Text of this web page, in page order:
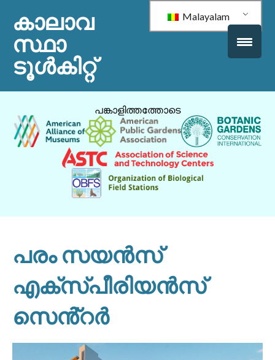
കാലാവ
സ്ഥാ
ടൂൾകിറ്റ്
Malayalam
പങ്കാളിത്തത്തോടെ
പരം സയൻസ്
എക്സ്പീരിയൻസ്
സെൻ്റർ